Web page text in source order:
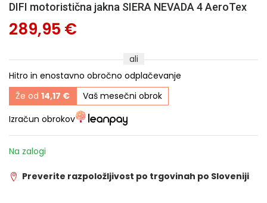
DIFI motoristična jakna SIERA NEVADA 4 AeroTex
289,95 €
ali
Hitro in enostavno obročno odplačevanje
Že od 14,17 €
Vaš mesečni obrok
Izračun obrokov
Na zalogi
Preverite razpoložljivost po trgovinah po Sloveniji